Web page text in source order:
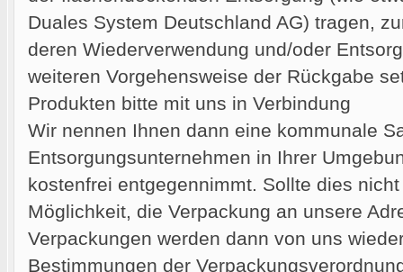
Duales System Deutschland AG) tragen,
deren Wiederverwendung und/oder
weiteren Vorgehensweise der Rückgabe
Produkten bitte mit uns in Verbindung
Wir nennen Ihnen dann eine kommunale
Entsorgungsunternehmen in Ihrer
kostenfrei entgegennimmt. Sollte dies
Möglichkeit, die Verpackung an unsere
Verpackungen werden dann von uns
Bestimmungen der